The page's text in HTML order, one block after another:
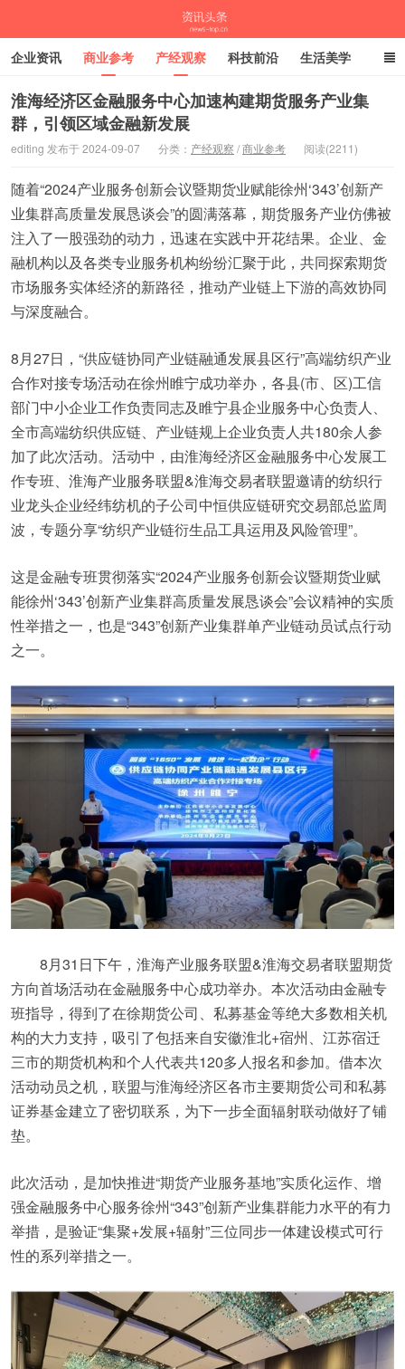
资讯头条
企业资讯 商业参考 产经观察 科技前沿 生活美学
时尚潮流 母婴亲子 专栏
淮海经济区金融服务中心加速构建期货服务产业集
群，引领区域金融新发展
editing 发布于 2024-09-07 分类： 产经观察 /商业参考 阅读(2211)
随着“2024产业服务创新会议暨期货业赋能徐州‘343’创新产
业集群高质量发展恳谈会”的圆满落幕，期货服务产业仿佛被
注入了一股强劲的动力，迅速在实践中开花结果。企业、金
融机构以及各类专业服务机构纷纷汇聚于此，共同探索期货
市场服务实体经济的新路径，推动产业链上下游的高效协同
与深度融合。
8月27日，“供应链协同产业链融通发展县区行”高端纺织产业
合作对接专场活动在徐州睢宁成功举办，各县(市、区)工信
部门中小企业工作负责同志及睢宁县企业服务中心负责人、
全市高端纺织供应链、产业链规上企业负责人共180余人参
加了此次活动。活动中，由淮海经济区金融服务中心发展工
作专班、淮海产业服务联盟&淮海交易者联盟邀请的纺织行
业龙头企业经纬纺机的子公司中恒供应链研究交易部总监周
波，专题分享“纺织产业链衍生品工具运用及风险管理”。
这是金融专班贯彻落实“2024产业服务创新会议暨期货业赋
能徐州‘343’创新产业集群高质量发展恳谈会”会议精神的实质
性举措之一，也是“343”创新产业集群单产业链动员试点行动
之一。
8月31日下午，淮海产业服务联盟&淮海交易者联盟期货
方向首场活动在金融服务中心成功举办。本次活动由金融专
班指导，得到了在徐期货公司、私募基金等绝大多数相关机
构的大力支持，吸引了包括来自安徽淮北+宿州、江苏宿迁
三市的期货机构和个人代表共120多人报名和参加。借本次
活动动员之机，联盟与淮海经济区各市主要期货公司和私募
证券基金建立了密切联系，为下一步全面辐射联动做好了铺
垫。
此次活动，是加快推进“期货产业服务基地”实质化运作、增
强金融服务中心服务徐州“343”创新产业集群能力水平的有力
举措，是验证“集聚+发展+辐射”三位同步一体建设模式可行
性的系列举措之一。